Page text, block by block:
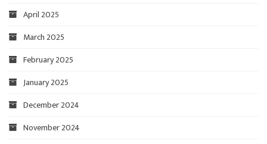
April 2025
March 2025
February 2025
January 2025
December 2024
November 2024